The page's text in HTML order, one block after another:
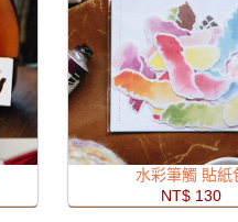
水彩筆觸 貼紙
NT$ 130